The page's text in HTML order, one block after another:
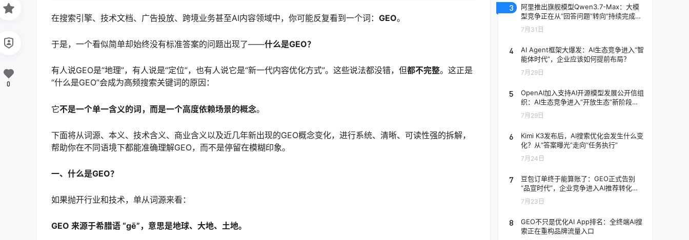
在搜索引擎、技术文档、广告投放、跨境业务甚至AI内容领域中，你可能反复看到一个词： GEO。
于是，一个看似简单却始终没有标准答案的问题出现了——什么是GEO？
有人说GEO是“地理”，有人说是“定位”，也有人说它是“新一代内容优化方式”。这些说法都没错，但都不完整。这正是
“什么是GEO”会成为高频搜索关键词的原因：
它不是一个单一含义的词，而是一个高度依赖场景的概念。
下面将从词源、本义、技术含义、商业含义以及近几年新出现的GEO概念变化，进行系统、清晰、可读性强的拆解，
帮助你在不同语境下都能准确理解GEO，而不是停留在模糊印象。
一、什么是GEO？
如果抛开行业和技术，单从词源来看：
GEO 来源于希腊语 “gē”，意思是地球、大地、土地。
0
3
阿里推出旗舰模型Qwen3.7-Max：大模
型竞争正在从“回答问题”转向“持续完成任
务”
7月31日
4
AI Agent框架大爆发：AI生态竞争进入“智
能体时代”，企业应该如何提前布局？
7月29日
5
OpenAI加入支持AI开源模型发展公开信组
织：AI生态竞争进入“开放生态”新阶段，
企业应该如何应对？
7月29日
6
Kimi K3发布后，AI搜索优化会发生什么变
化？从“答案曝光”走向“任务执行”
7月24日
7
豆包订单终于能算账了：GEO正式告别
“品宣时代”，企业竞争进入AI推荐转化阶
段
7月23日
8
GEO不只是优化AI App排名：全终端AI搜
索正在重构品牌流量入口